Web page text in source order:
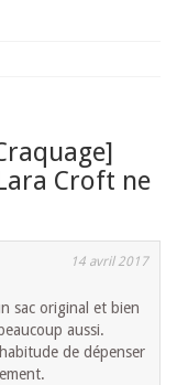
Croft ne
14 avril 2017
sac original et bien
aussi.
de dépenser